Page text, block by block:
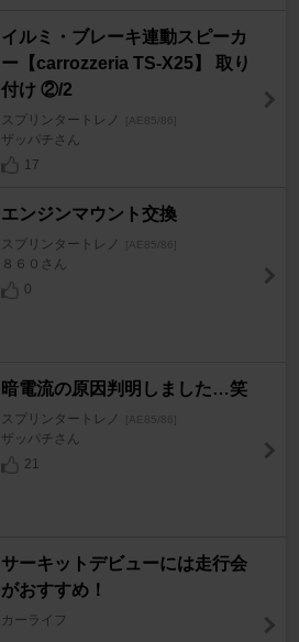
イルミ・ブレーキ連動スピーカ
ー【carrozzeria TS-X25】 取り
付け ②/2
スプリンタートレノ [AE85/86]
ザッパチさん
17
エンジンマウント交換
スプリンタートレノ [AE85/86]
８６０さん
0
暗電流の原因判明しました…笑
スプリンタートレノ [AE85/86]
ザッパチさん
21
サーキットデビューには走行会
がおすすめ！
カーライフ